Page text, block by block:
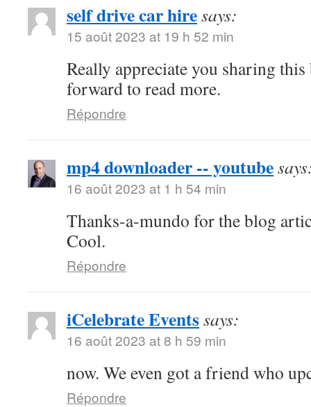
self drive car hiresays:
15 août 2023 at 19 h 52 min
Really appreciate you sharing
forward to read more.
Répondre
mp4 downloader -- youtube
16 août 2023 at 1 h 54 min
Thanks-a-mundo for the blog
Cool.
Répondre
iCelebrate Eventssays:
16 août 2023 at 8 h 59 min
now. We even got a friend who
Répondre